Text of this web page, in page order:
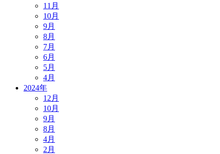
11月
10月
9月
8月
7月
6月
5月
4月
2024年
12月
10月
9月
8月
4月
2月